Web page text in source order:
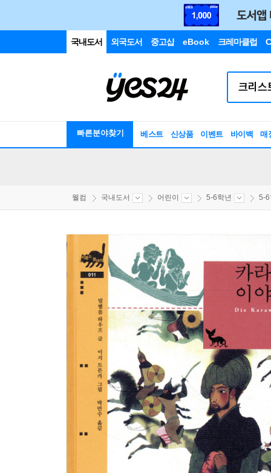
국내도서 외국도서 중고샵 eBook 크레마클럽
빠른분야찾기 베스트 신상품 이벤트 바이백 매
웰컴 국내도서 어린이 5-6학년 5-6